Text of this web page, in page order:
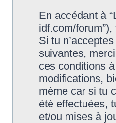
En accédant à
idf.com/
Si tu
suivantes,
ces conditions
modifications,
même car si tu
été effectuées,
et/ou mises à